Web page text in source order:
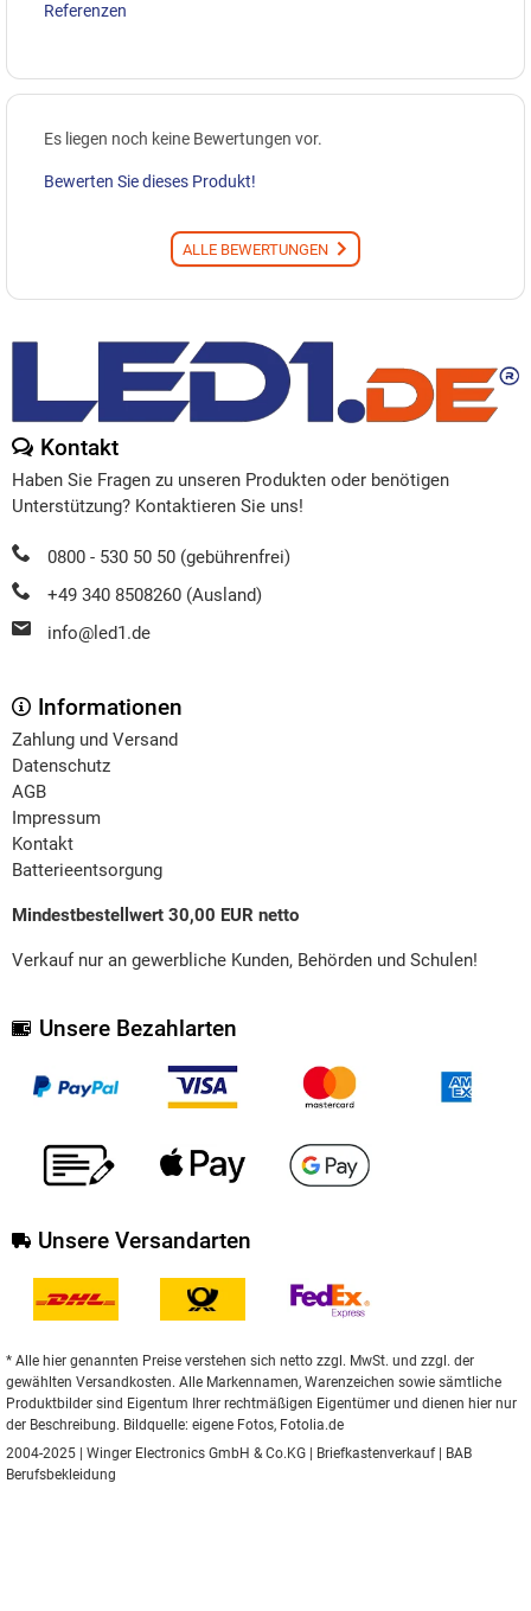
Referenzen
Es liegen noch keine Bewertungen vor.
Bewerten Sie dieses Produkt!
ALLE BEWERTUNGEN
Kontakt
Haben Sie Fragen zu unseren Produkten oder benötigen
Unterstützung? Kontaktieren Sie uns!
0800 - 530 50 50 (gebührenfrei)
+49 340 8508260 (Ausland)
info@led1.de
Informationen
Zahlung und Versand
Datenschutz
AGB
Impressum
Kontakt
Batterieentsorgung
Mindestbestellwert 30,00 EUR netto
Verkauf nur an gewerbliche Kunden, Behörden und Schulen!
Unsere Bezahlarten
Unsere Versandarten
* Alle hier genannten Preise verstehen sich netto zzgl. MwSt. und zzgl. der
gewählten Versandkosten. Alle Markennamen, Warenzeichen sowie sämtliche
Produktbilder sind Eigentum Ihrer rechtmäßigen Eigentümer und dienen hier nur
der Beschreibung. Bildquelle: eigene Fotos, Fotolia.de
2004-2025 | Winger Electronics GmbH & Co.KG | Briefkastenverkauf| BAB
Berufsbekleidung